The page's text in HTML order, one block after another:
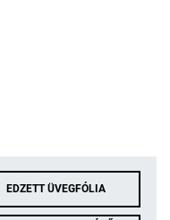
EDZETT ÜVEGFÓLIA